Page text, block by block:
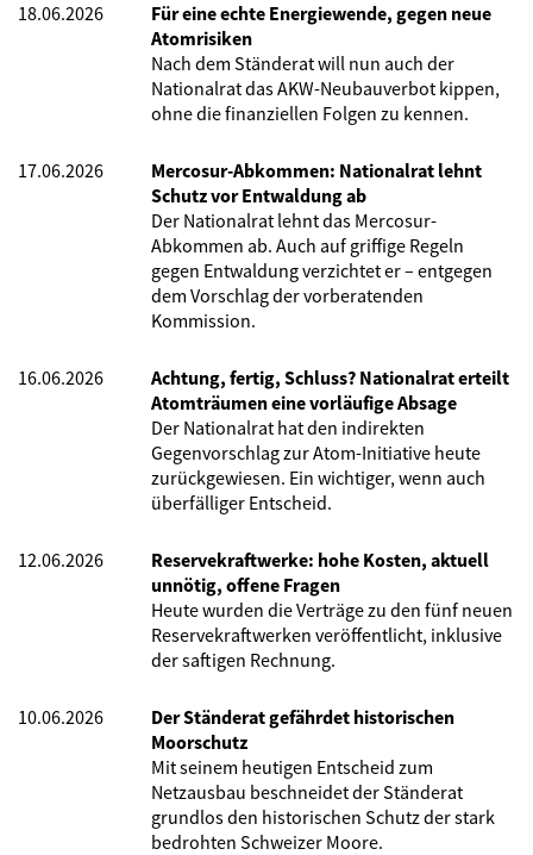
18.06.2026
Für eine echte Energiewende, gegen neue
Atomrisiken
Nach dem Ständerat will nun auch der
Nationalrat das AKW-Neubauverbot kippen,
ohne die finanziellen Folgen zu kennen.
17.06.2026
Mercosur-Abkommen: Nationalrat lehnt
Schutz vor Entwaldung ab
Der Nationalrat lehnt das Mercosur-
Abkommen ab. Auch auf griffige Regeln
gegen Entwaldung verzichtet er – entgegen
dem Vorschlag der vorberatenden
Kommission.
16.06.2026
Achtung, fertig, Schluss? Nationalrat erteilt
Atomträumen eine vorläufige Absage
Der Nationalrat hat den indirekten
Gegenvorschlag zur Atom-Initiative heute
zurückgewiesen. Ein wichtiger, wenn auch
überfälliger Entscheid.
12.06.2026
Reservekraftwerke: hohe Kosten, aktuell
unnötig, offene Fragen
Heute wurden die Verträge zu den fünf neuen
Reservekraftwerken veröffentlicht, inklusive
der saftigen Rechnung.
10.06.2026
Der Ständerat gefährdet historischen
Moorschutz
Mit seinem heutigen Entscheid zum
Netzausbau beschneidet der Ständerat
grundlos den historischen Schutz der stark
bedrohten Schweizer Moore.